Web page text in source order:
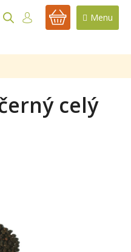
NÁKUPNÍ
celý